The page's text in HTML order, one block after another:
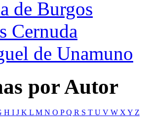
de Burgos
Cernuda
de Unamuno
por Autor
H I J K L M N O PQ R S T U V W XY Z